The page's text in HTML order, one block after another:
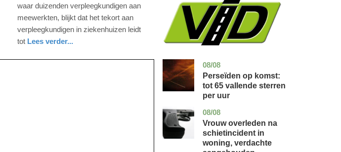
09-
waar duizenden verpleegkundigen aan
meewerkten, blijkt dat het tekort aan
verpleegkundigen in ziekenhuizen leidt
tot Lees verder...
holland
08/08
utrecht
nieuws
Perseïden op komst:
tot 65 vallende sterren
per uur
08/08
zuid-
holland
nieuws
Vrouw overleden na
schietincident in
woning, verdachte